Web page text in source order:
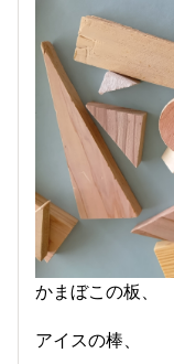
かまぼこの板、
アイスの棒、